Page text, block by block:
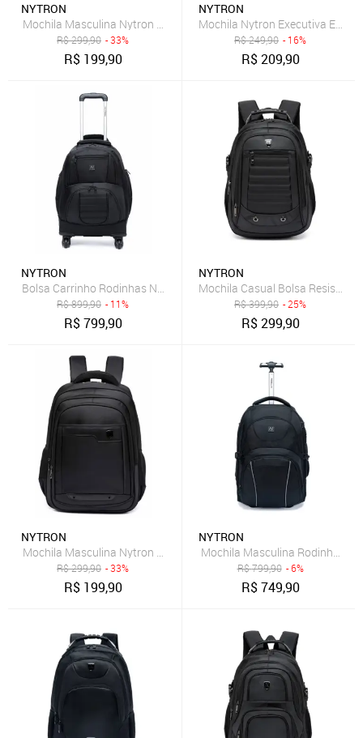
NYTRON
Mochila Masculina Nytron Trabalho Moderno Reforçada Espaçosa
R$299,90 - 33%
R$ 199,90
NYTRON
Mochila Nytron Executiva
R$249,90 - 16%
R$209,90
NYTRON
Bolsa Carrinho Rodinhas Nytron Masculina Reforçada
R$899,90 - 11%
R$799,90
NYTRON
Mochila Casual Bolsa
R$399,90 - 25%
R$299,90
NYTRON
Mochila Masculina Nytron Trabalho Casual Reforçada Espaçosa
R$299,90 - 33%
R$ 199,90
NYTRON
Mochila Masculina Rodinha
R$799,90 - 6%
R$749,90